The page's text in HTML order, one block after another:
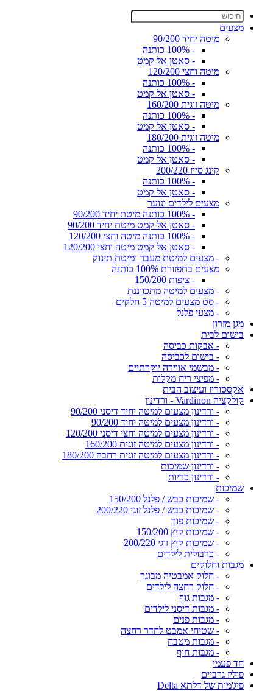
מצעים
מיטה יחיד 90/200
- 100% כותנה
- סאטן אל קמט
מיטה וחצי 120/200
- 100% כותנה
- סאטן אל קמט
מיטה זוגית 160/200
- 100% כותנה
- סאטן אל קמט
מיטה זוגית 180/200
- 100% כותנה
- סאטן אל קמט
קינג סייז 200/220
- 100% כותנה
- סאטן אל קמט
מצעים לילדים ונוער
- 100% כותנה מיטת יחיד 90/200
- סאטן אל קמט מיטת יחיד 90/200
- 100% כותנה מיטה וחצי 120/200
- סאטן אל קמט מיטה וחצי 120/200
- מצעים למיטת מעבר ומיטת תינוק
מצעים בתפזורת 100% כותנה
- ציפות 150/200
- מצעים למיטה מתכווננת
- סט מצעים למיטה 5 חלקים
- מצעי פלנל
מגן מזרון
בישום לבית
- אבקות כביסה
- בישום לכביסה
- מבשמי אווירה יוקרתיים
- מפיצי ריח מקלות
אקססוריז ועיצוב הבית
קולקציה Vardinon - ורדינון
- ורדינון מצעים למיטה יחיד דיסני 90/200
- ורדינון מצעים למיטה יחיד 90/200
- ורדינון מצעים למיטה וחצי דיסני 120/200
- ורדינון מצעים למיטה זוגית 160/200
- ורדינון מצעים למיטה זוגית רחבה 180/200
- ורדינון שמיכות
- ורדינון כריות
שמיכות
- שמיכות כבש / פלנל 150/200
- שמיכות כבש / פלנל זוגי 200/220
- שמיכות פוך
- שמיכות קיץ 150/200
- שמיכות קיץ זוגי 200/220
- כרבולית לילדים
מגבות וחלוקים
- חלוק אמבטיה מבוגר
- חלוק רחצה לילדים
- מגבות גוף
- מגבות דיסני לילדים
- מגבות פנים
- שטיחי אמבט לחדר רחצה
- מגבות מטבח
- מגבות חוף
חד פעמי
פוליז גרביים
פיג'מות של דלתא Delta